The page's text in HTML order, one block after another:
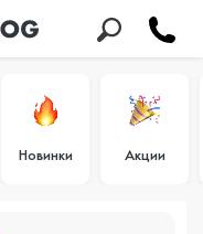
Новинки Акции